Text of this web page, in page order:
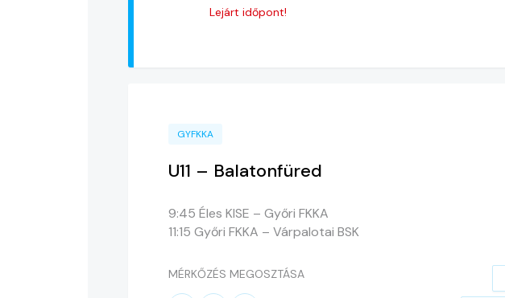
Lejárt időpont!
GYFKKA
U11 – Balatonfüred
9:45 Éles KISE – Győri FKKA
11:15 Győri FKKA – Várpalotai BSK
MÉRKŐZÉS MEGOSZTÁSA